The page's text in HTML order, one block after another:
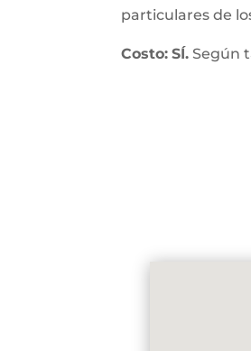
particulares de
Costo: SÍ. Según